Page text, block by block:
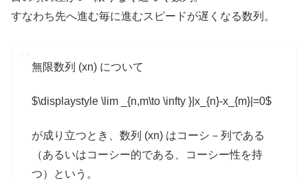
すなわち先へ進む毎に進むスピードが遅くなる数列。
無限数列 (xn) について
$\displaystyle \lim _{n,m\to \infty }|x_{n}-x_{m}|=0$
が成り立つとき、数列 (xn) はコーシ－列である
（あるいはコーシー的である、コーシー性を持
つ）という。